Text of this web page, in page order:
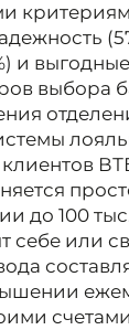
и
выбора
клиентов
до 100
себе или